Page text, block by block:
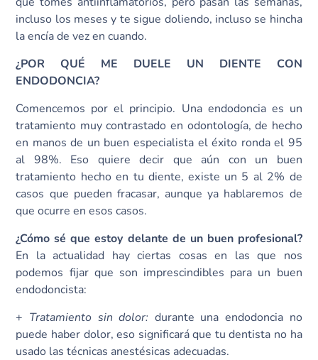
incluso los meses y te sigue doliendo, incluso se hincha
la encía de vez en cuando.
¿POR QUÉ ME DUELE UN DIENTE CON
ENDODONCIA?
Comencemos por el principio. Una endodoncia es un
tratamiento muy contrastado en odontología, de hecho
en manos de un buen especialista el éxito ronda el 95
al 98%. Eso quiere decir que aún con un buen
tratamiento hecho en tu diente, existe un 5 al 2% de
casos que pueden fracasar, aunque ya hablaremos de
que ocurre en esos casos.
¿Cómo sé que estoy delante de un buen profesional?
En la actualidad hay ciertas cosas en las que nos
podemos fijar que son imprescindibles para un buen
endodoncista:
+ Tratamiento sin dolor: durante una endodoncia no
puede haber dolor, eso significará que tu dentista no ha
usado las técnicas anestésicas adecuadas.